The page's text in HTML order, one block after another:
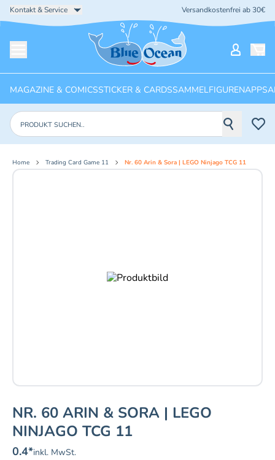
Kontakt & Service Versandkostenfrei ab 30€
Startseite
MAGAZINE & COMICSSTICKER & CARDSSAMMELFIGURENAPPS
Produkte suchen
Home Trading Card Game 11 Nr. 60 Arin & Sora | LEGO Ninjago TCG 11
NR. 60 ARIN & SORA | LEGO
NINJAGO TCG 11
0.4*inkl. MwSt.